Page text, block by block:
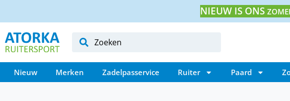
NIEUW IS ONS
Nieuw Merken Zadelpasservice Ruiter Paard